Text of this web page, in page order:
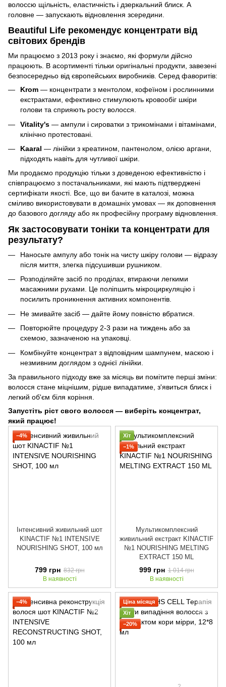
волоссю щільність, еластичність і дзеркальний блиск. А
головне — запускають відновлення зсередини.
Beautiful Life рекомендує концентрати від
світових брендів
Ми працюємо з 2013 року і знаємо, які формули дійсно
працюють. В асортименті тільки оригінальні продукти, завезені
безпосередньо від європейських виробників. Серед фаворитів:
Krom — концентрати з ментолом, кофеїном і рослинними
екстрактами, ефективно стимулюють кровообіг шкіри
голови та сприяють росту волосся.
Vitality's — ампули і сироватки з трикомінами і вітамінами,
клінічно протестовані.
Kaaral — лінійки з креатином, пантенолом, олією аргани,
підходять навіть для чутливої шкіри.
Ми продаємо продукцію тільки з доведеною ефективністю і
співпрацюємо з постачальниками, які мають підтверджені
сертифікати якості. Все, що ви бачите в каталозі, можна
сміливо використовувати в домашніх умовах — як доповнення
до базового догляду або як професійну програму відновлення.
Як застосовувати тоніки та концентрати для
результату?
Наносьте ампулу або тонік на чисту шкіру голови — відразу
після миття, злегка підсушивши рушником.
Розподіляйте засіб по проділах, втираючи легкими
масажними рухами. Це поліпшить мікроциркуляцію і
посилить проникнення активних компонентів.
Не змивайте засіб — дайте йому повністю вбратися.
Повторюйте процедуру 2-3 рази на тиждень або за
схемою, зазначеною на упаковці.
Комбінуйте концентрат з відповідним шампунем, маскою і
незмивним доглядом з однієї лінійки.
За правильного підходу вже за місяць ви помітите перші зміни:
волосся стане міцнішим, рідше випадатиме, з'явиться блиск і
легкий об'єм біля коріння.
Запустіть ріст свого волосся — виберіть концентрат,
який працює!
−4%
Інтенсивний живильний шот
KINACTIF №1 INTENSIVE
NOURISHING SHOT, 100 мл
799 грн 832 грн
В наявності
Хіт
−1%
Мультикомплексний
живильний екстракт KINACTIF
№1 NOURISHING MELTING
EXTRACT 150 ML
999 грн 1 014 грн
В наявності
−4%
Ціна місяця
Хіт
−20%